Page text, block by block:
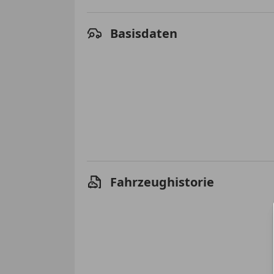
Basisdaten
Fahrzeughistorie